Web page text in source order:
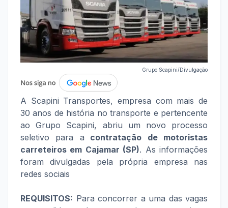
Grupo Scapini/Divulgação
A Scapini Transportes, empresa com mais de
30 anos de história no transporte e pertencente
ao Grupo Scapini, abriu um novo processo
seletivo para a contratação de motoristas
carreteiros em Cajamar (SP). As informações
foram divulgadas pela própria empresa nas
redes sociais
REQUISITOS: Para concorrer a uma das vagas